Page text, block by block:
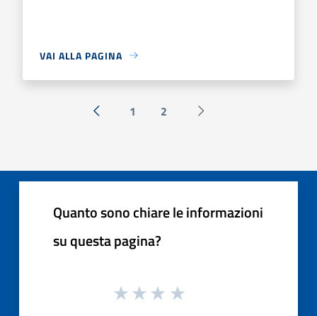
VAI ALLA PAGINA
« Precedente
1 2
Successiva »
Quanto sono chiare le informazioni
su questa pagina?